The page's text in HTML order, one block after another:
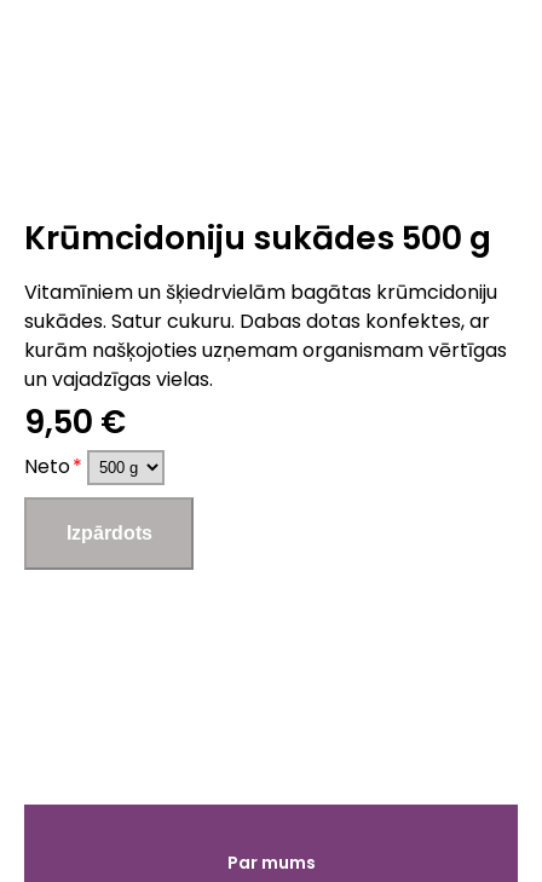
Krūmcidoniju sukādes 500 g
Vitamīniem un šķiedrvielām bagātas krūmcidoniju
sukādes. Satur cukuru. Dabas dotas konfektes, ar
kurām našķojoties uzņemam organismam vērtīgas
un vajadzīgas vielas.
9,50 €
Neto
Par mums